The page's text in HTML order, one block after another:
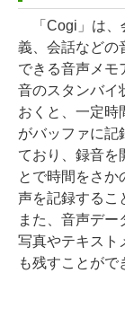
「Cogi」は、
義、会話などの
できる音声メモ
音のスタンバイ
おくと、一定時
がバッファに記
ており、録音を
とで時間をさか
声を記録するこ
また、音声デー
写真やテキスト
も残すことがで